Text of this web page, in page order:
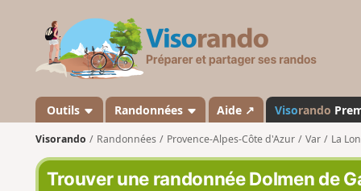
s
a
n
d
o
Outils Randonnées Aide ↗ Visorando
Visorando Randonnées Provence-Alpes-Côte d'Azur Var La
Trouver une randonnée Dolmen de